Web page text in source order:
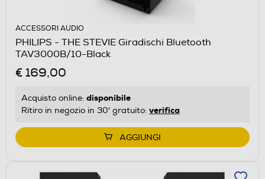
ACCESSORI AUDIO
PHILIPS - THE STEVIE Giradischi Bluetooth
TAV3000B/10-Black
€ 169,00
Acquisto online: disponibile
Ritiro in negozio in 30' gratuito: verifica
AGGIUNGI